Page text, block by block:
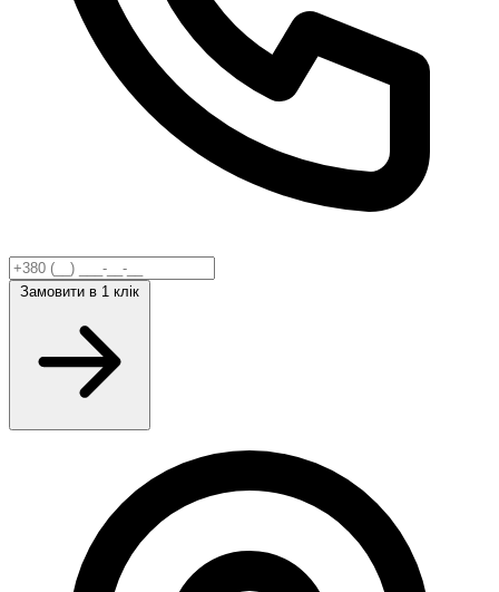
Замовити в 1 клік